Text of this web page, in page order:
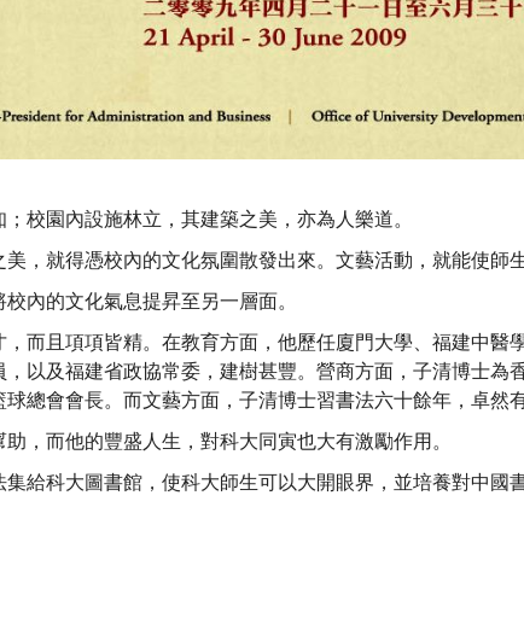
校園內設施林立，其建築之美，亦為人樂道。
，就得憑校內的文化氛圍散發出來。文藝活動，就能使師
內的文化氣息提昇至另一層面。
而且項項皆精。在教育方面，他歷任廈門大學、福建中醫
以及福建省政協常委，建樹甚豐。營商方面，子清博士為
總會會長。而文藝方面，子清博士習書法六十餘年，卓然
，而他的豐盛人生，對科大同寅也大有激勵作用。
給科大圖書館，使科大師生可以大開眼界，並培養對中國